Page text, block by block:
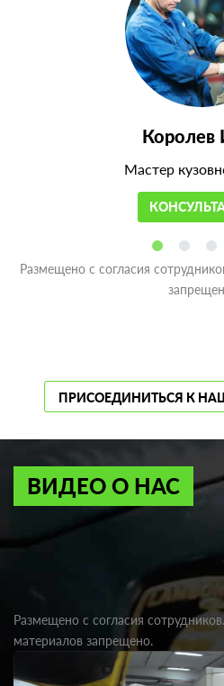
Королев
Мастер
Размещено с согласия
ПРИСОЕДИНИТЬСЯ К
ВИДЕО О НАС
Размещено с согласия
материалов запрещено.